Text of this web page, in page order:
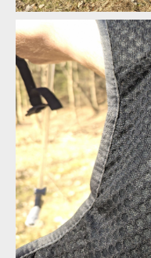
Osprey Escapist Velocity 6
Osprey Escapist Velocity 6
Osprey Escapist Velocity 6
Osprey Escapist Velocity 6
Osprey Escapist Velocity 6
Osprey Escapist Velocity 6